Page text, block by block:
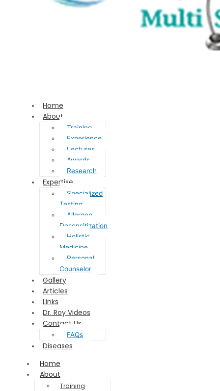
Home
About
Training
Experience
Lectures
Awards
Research
Expertise
Specialized
Testing
Allergen
Desensitization
Holistic
Medicine
Personal
Counselor
Gallery
Articles
Links
Dr. Roy Videos
Contact Us
FAQs
Diseases
Home
About
Training